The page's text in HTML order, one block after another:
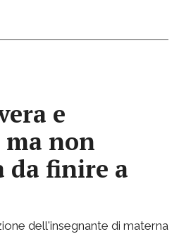
e
non
da finire a
dell'insegnante di materna